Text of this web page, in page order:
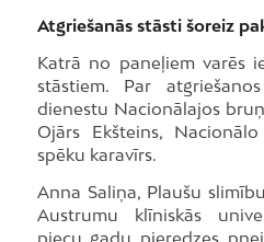
Atgriešanās stāsti šoreiz
Katrā no paneļiem varēs
stāstiem. Par
dienestu Nacionālajos
Ojārs Ekšteins,
spēku karavīrs.
Anna Saliņa, Plaušu
Austrumu klīniskās
piecu gadu pieredzes